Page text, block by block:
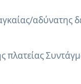
αδύνατης
πλατείας